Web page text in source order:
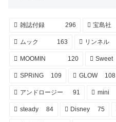
雑誌付録 296 宝島社
ムック 163 リンネル
MOOMIN 120 Sweet
SPRiNG 109 GLOW 108
アンドロージー 91 mini
steady 84 Disney 75